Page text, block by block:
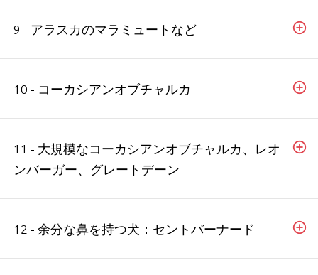
9 - アラスカのマラミュートなど
10 - コーカシアンオブチャルカ
11 - 大規模なコーカシアンオブチャルカ、レオ
ンバーガー、グレートデーン
12 - 余分な鼻を持つ犬：セントバーナード